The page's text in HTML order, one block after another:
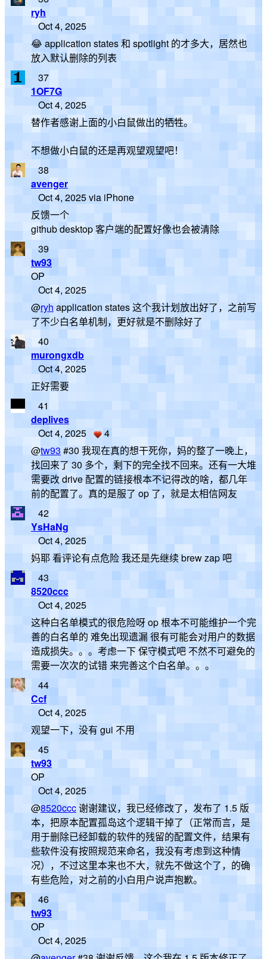
ryh
Oct 4, 2025
😂 application states 和 spotlight 的才多大，居然也
放入默认删除的列表
37
1OF7G
Oct 4, 2025
替作者感谢上面的小白鼠做出的牺牲。
不想做小白鼠的还是再观望观望吧！
38
avenger
Oct 4, 2025 via iPhone
反馈一个
github desktop 客户端的配置好像也会被清除
39
tw93
OP
Oct 4, 2025
@ryh application states 这个我计划放出好了，之前写
了不少白名单机制，更好就是不删除好了
40
murongxdb
Oct 4, 2025
正好需要
41
deplives
Oct 4, 2025
4
@tw93 #30 我现在真的想干死你，妈的整了一晚上，
找回来了 30 多个，剩下的完全找不回来。还有一大堆
需要改 drive 配置的链接根本不记得改的啥，都几年
前的配置了。真的是服了 op 了，就是太相信网友
42
YsHaNg
Oct 4, 2025
妈耶 看评论有点危险 我还是先继续 brew zap 吧
43
8520ccc
Oct 4, 2025
这种白名单模式的很危险呀 op 根本不可能维护一个完
善的白名单的 难免出现遗漏 很有可能会对用户的数据
造成损失。。。考虑一下 保守模式吧 不然不可避免的
需要一次次的试错 来完善这个白名单。。。
44
Ccf
Oct 4, 2025
观望一下，没有 gui 不用
45
tw93
OP
Oct 4, 2025
@8520ccc谢谢建议，我已经修改了，发布了 1.5 版
本，把原本配置孤岛这个逻辑干掉了（正常而言，是
用于删除已经卸载的软件的残留的配置文件，结果有
些软件没有按照规范来命名，我没有考虑到这种情
况），不过这里本来也不大，就先不做这个了，的确
有些危险，对之前的小白用户说声抱歉。
46
tw93
OP
Oct 4, 2025